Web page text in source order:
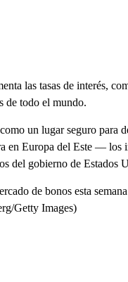
las tasas de interés,
de todo el mundo.
un lugar seguro
en Europa del Este — los
del gobierno de Estados
de bonos esta
Getty Images)